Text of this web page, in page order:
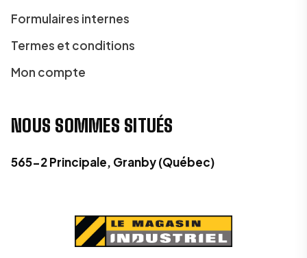
Formulaires internes
Termes et conditions
Mon compte
NOUS SOMMES SITUÉS
565-2 Principale, Granby (Québec)